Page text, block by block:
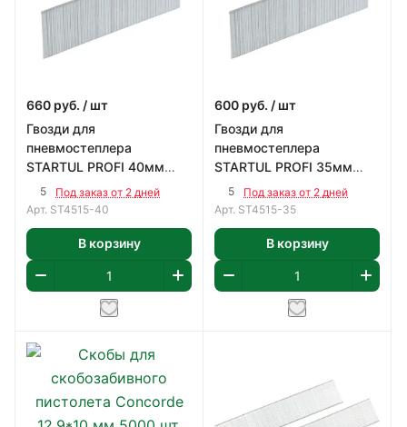
660 руб. / шт
Гвозди для
пневмостеплера
STARTUL PROFI 40мм
(5000шт)
5
Под заказ от 2 дней
Арт. ST4515-40
В корзину
600 руб. / шт
Гвозди для
пневмостеплера
STARTUL PROFI 35мм
(5000шт)
5
Под заказ от 2 дней
Арт. ST4515-35
В корзину